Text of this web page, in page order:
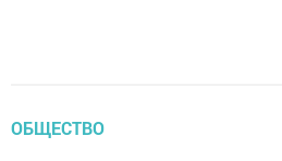
ОБЩЕСТВО